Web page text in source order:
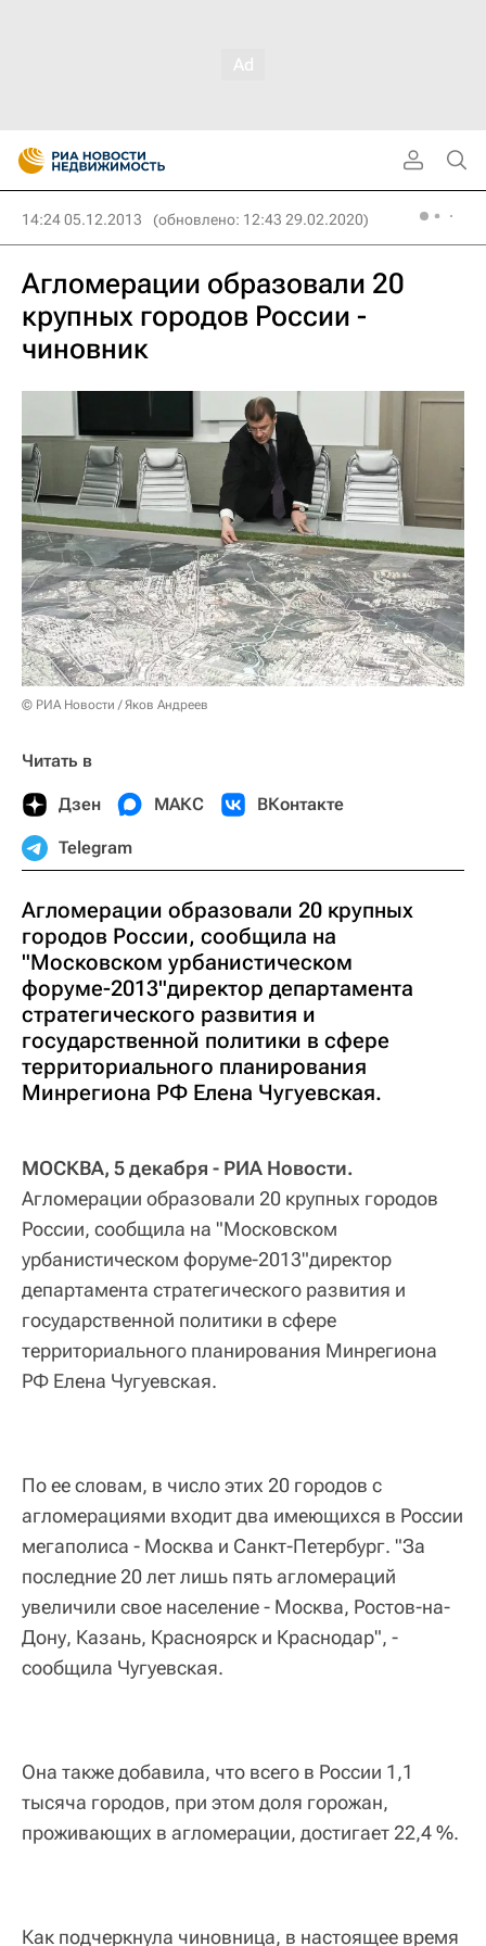
14:24 05.12.2013 (обновлено: 12:43 29.02.2020)
Агломерации образовали 20
крупных городов России -
чиновник
© РИА Новости / Яков Андреев
Читать в
Дзен МАКС ВКонтакте
Telegram
Агломерации образовали 20 крупных
городов России, сообщила на
"Московском урбанистическом
форуме-2013"директор департамента
стратегического развития и
государственной политики в сфере
территориального планирования
Минрегиона РФ Елена Чугуевская.
МОСКВА, 5 декабря - РИА Новости.
Агломерации образовали 20 крупных городов
России, сообщила на "Московском
урбанистическом форуме-2013"директор
департамента стратегического развития и
государственной политики в сфере
территориального планирования Минрегиона
РФ Елена Чугуевская.
По ее словам, в число этих 20 городов с
агломерациями входит два имеющихся в России
мегаполиса - Москва и Санкт-Петербург. "За
последние 20 лет лишь пять агломераций
увеличили свое население - Москва, Ростов-на-
Дону, Казань, Красноярск и Краснодар", -
сообщила Чугуевская.
Она также добавила, что всего в России 1,1
тысяча городов, при этом доля горожан,
проживающих в агломерации, достигает 22,4 %.
Как подчеркнула чиновница, в настоящее время